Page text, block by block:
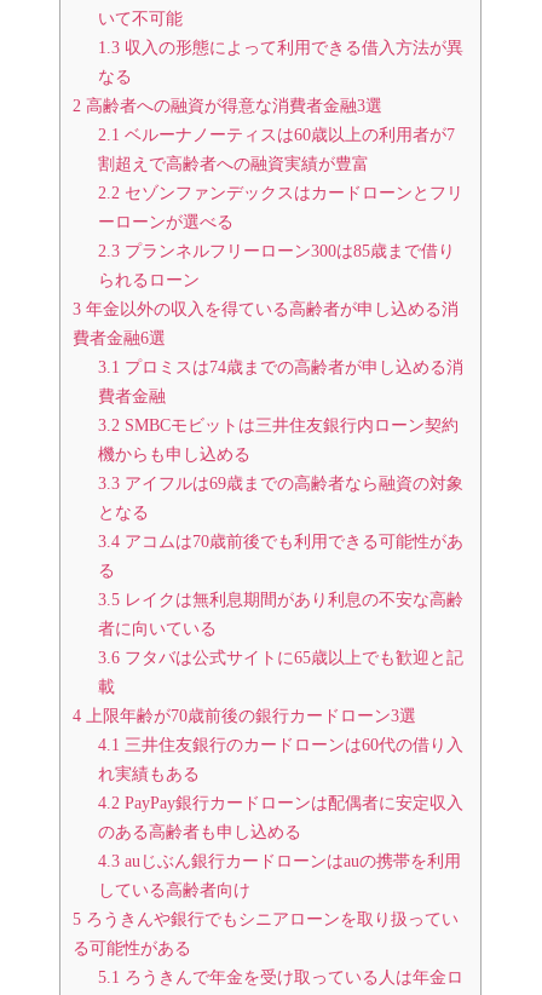
いて不可能
1.3 収入の形態によって利用できる借入方法が異
なる
2 高齢者への融資が得意な消費者金融3選
2.1 ベルーナノーティスは60歳以上の利用者が7
割超えで高齢者への融資実績が豊富
2.2 セゾンファンデックスはカードローンとフリ
ーローンが選べる
2.3 プランネルフリーローン300は85歳まで借り
られるローン
3 年金以外の収入を得ている高齢者が申し込める消
費者金融6選
3.1 プロミスは74歳までの高齢者が申し込める消
費者金融
3.2 SMBCモビットは三井住友銀行内ローン契約
機からも申し込める
3.3 アイフルは69歳までの高齢者なら融資の対象
となる
3.4 アコムは70歳前後でも利用できる可能性があ
る
3.5 レイクは無利息期間があり利息の不安な高齢
者に向いている
3.6 フタバは公式サイトに65歳以上でも歓迎と記
載
4 上限年齢が70歳前後の銀行カードローン3選
4.1 三井住友銀行のカードローンは60代の借り入
れ実績もある
4.2 PayPay銀行カードローンは配偶者に安定収入
のある高齢者も申し込める
4.3 auじぶん銀行カードローンはauの携帯を利用
している高齢者向け
5 ろうきんや銀行でもシニアローンを取り扱ってい
る可能性がある
5.1 ろうきんで年金を受け取っている人は年金ロ